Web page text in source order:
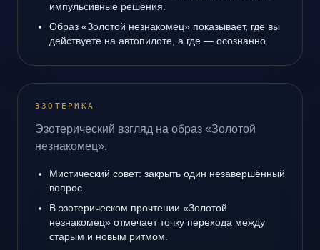
импульсивные решения.
Образ «Золотой незнакомец» показывает, где вы
действуете на автопилоте, а где — осознанно.
ЭЗОТЕРИКА
Эзотерический взгляд на образ «Золотой
незнакомец».
Мистический совет: закрыть один незавершённый
вопрос.
В эзотерическом прочтении «Золотой
незнакомец» отмечает точку перехода между
старым и новым ритмом.